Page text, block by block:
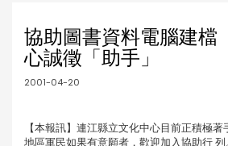
協助圖書資料電腦建
心誠徵「助手」
2001-04-20
【本報訊】連江縣立文化中心目前正積極著
地區軍民如果有意願者，歡迎加入協助行